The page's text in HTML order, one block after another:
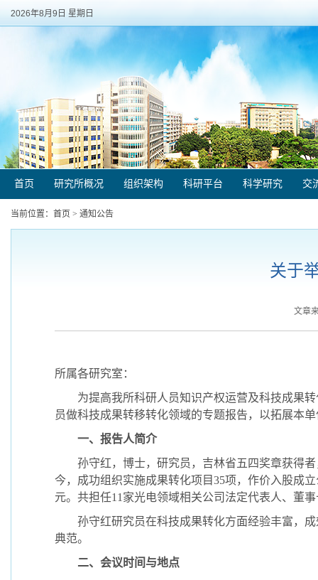
2026年8月9日 星期日
首页 研究所概况 组织架构 科研平台 科学研究 交
当前位置： 首页 > 通知公告
关于
文章
所属各研究室：
为提高我所科研人员知识产权运营及科技成果
员做科技成果转移转化领域的专题报告，以拓展本
一、报告人简介
孙守红，博士，研究员，吉林省五四奖章获得
今，成功组织实施成果转化项目35项，作价入股成
元。共担任11 家光电领域相关公司法定代表人、董
孙守红研究员在科技成果转化方面经验丰富，
典范。
二、会议时间与地点